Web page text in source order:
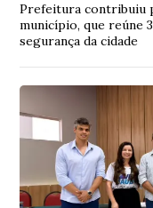
Prefeitura contribuiu
município, que reúne
segurança da cidade